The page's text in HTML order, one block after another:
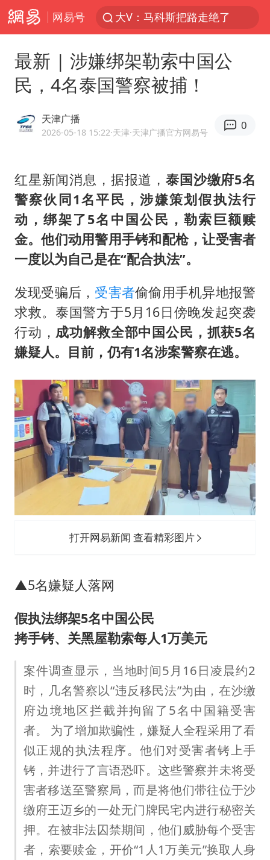
网易号
大V：马科斯把路走绝了
杭州全市有序停课
情侣平潭拍日出坠崖1死1伤
唐田赛前发布会上引用《孙子兵法》
郑丽文：台湾从来没有“独立”过
商场现钱学森巨幅海报 负责人回应
老挝国会主席赛宋蓬逝世
购飞机票7分钟后退票被扣2022元
《欢迎来龙餐馆》口碑
泰国初中生饮弹自尽前开了26枪
酒店花洒现排泄物住客索赔遭拒
夏日经济乘“热”而上 消费市场向“新”而行
乐享全民健身 共筑健康中国
最新 | 涉嫌绑架勒索中国公
民，4名泰国警察被捕！
天津广播
2026-05-18 15:22·天津·天津广播官方网易号
0
红星新闻消息，据报道，泰国沙缴府5名
警察伙同1名平民，涉嫌策划假执法行
动，绑架了5名中国公民，勒索巨额赎
金。他们动用警用手铐和配枪，让受害者
一度以为自己是在“配合执法”。
发现受骗后， 受害者偷偷用手机异地报警
求救。泰国警方于5月16日傍晚发起突袭
行动， 成功解救全部中国公民，抓获5名
嫌疑人。目前，仍有1名涉案警察在逃。
打开网易新闻 查看精彩图片
▲5名嫌疑人落网
假执法绑架5名中国公民
拷手铐、关黑屋勒索每人1万美元
案件调查显示，当地时间5月16日凌晨约2
时，几名警察以“违反移民法”为由，在沙缴
府边境地区拦截并拘留了5名中国籍受害
者。 为了增加欺骗性，嫌疑人全程采用了看
似正规的执法程序。他们对受害者铐上手
铐，并进行了言语恐吓。这些警察并未将受
害者移送至警察局，而是将他们带往位于沙
缴府王迈乡的一处无门牌民宅内进行秘密关
押。在被非法囚禁期间，他们威胁每个受害
者，索要赎金，开价“1人1万美元”换取人身